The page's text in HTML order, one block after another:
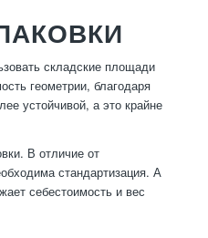
складские площади
геометрии, благодаря
устойчивой, а это крайне
В отличие от
стандартизация. А
себестоимость и вес